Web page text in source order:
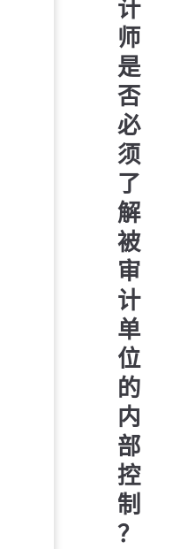
计
师
是
否
必
须
了
解
被
审
计
单
位
的
内
部
控
制
？